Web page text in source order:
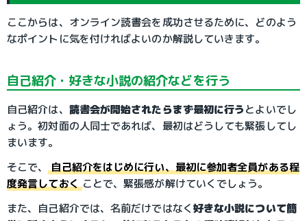
ここからは、オンライン読書会を成功させるために、どのよう
なポイントに気を付ければよいのか解説していきます。
自己紹介・好きな小説の紹介などを行う
自己紹介は、 読書会が開始されたらまず最初に行うとよいでし
ょう。初対面の人同士であれば、最初はどうしても緊張してし
まいます。
そこで、自己紹介をはじめに行い、最初に参加者全員がある程
度発言しておくことで、緊張感が解けていくでしょう。
また、自己紹介では、名前だけではなく好きな小説について簡